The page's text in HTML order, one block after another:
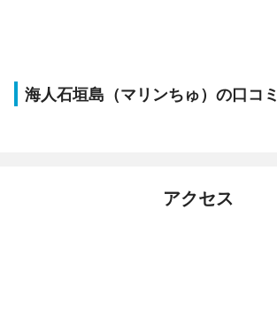
海人石垣島（マリンちゅ）の口コミ
アクセス